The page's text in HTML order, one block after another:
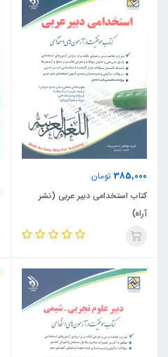
385,000 تومان
کتاب استخدامی دبیر عربی (نشر
آراه)